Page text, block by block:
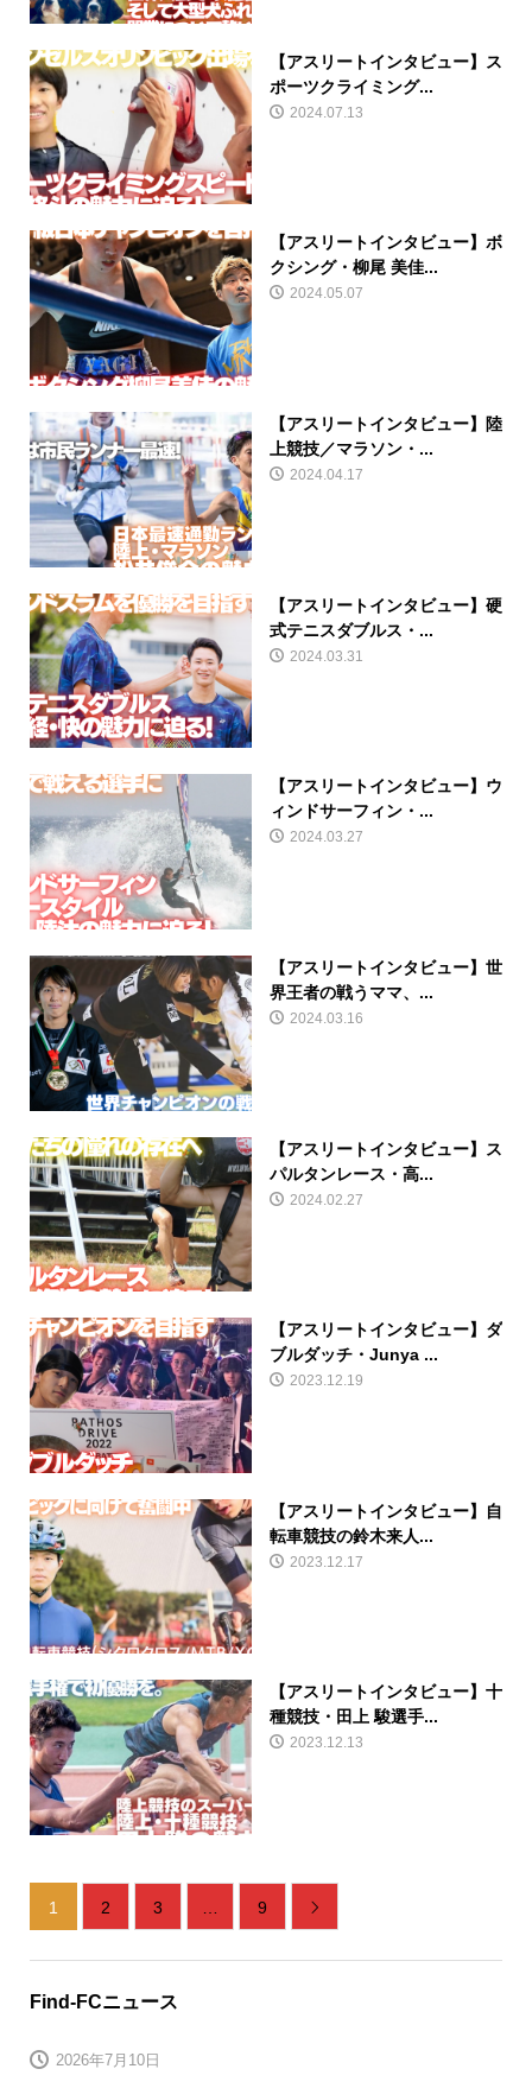
【アスリートインタビュー】ス
ポーツクライミング...
2024.07.13
【アスリートインタビュー】ボ
クシング・柳尾 美佳...
2024.05.07
【アスリートインタビュー】陸
上競技／マラソン・...
2024.04.17
【アスリートインタビュー】硬
式テニスダブルス・...
2024.03.31
【アスリートインタビュー】ウ
ィンドサーフィン・...
2024.03.27
【アスリートインタビュー】世
界王者の戦うママ、...
2024.03.16
【アスリートインタビュー】ス
パルタンレース・高...
2024.02.27
【アスリートインタビュー】ダ
ブルダッチ・Junya ...
2023.12.19
【アスリートインタビュー】自
転車競技の鈴木来人...
2023.12.17
【アスリートインタビュー】十
種競技・田上 駿選手...
2023.12.13
1 2 3 9 
Find-FCニュース
2026年7月10日